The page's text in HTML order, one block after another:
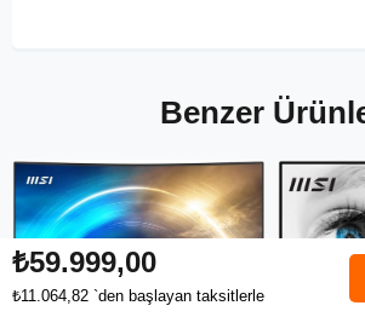
₺59.999,00
₺11.064,82 `den başlayan taksitlerle
Benzer
Anasayfa Favorilerim Sepetim